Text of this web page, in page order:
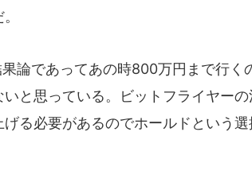
論であってあの時800万円まで行く
と思っている。ビットフライヤー
る必要があるのでホールドという